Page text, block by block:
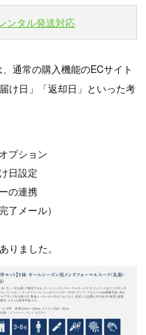
ンタル発送対応
通常の購入機能のECサイト
け日」「返却日」といった考
プション
日設定
の連携
了メール）
りました。